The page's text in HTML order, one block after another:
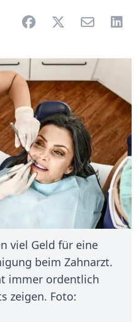
viel Geld für eine
beim Zahnarzt.
immer ordentlich
zeigen. Foto: